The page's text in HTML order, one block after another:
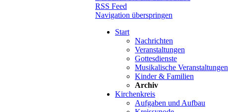
RSS Feed
Navigation überspringen
Start
Nachrichten
Veranstaltungen
Gottesdienste
Musikalische Veranstaltungen
Kinder & Familien
Archiv
Kirchenkreis
Aufgaben und Aufbau